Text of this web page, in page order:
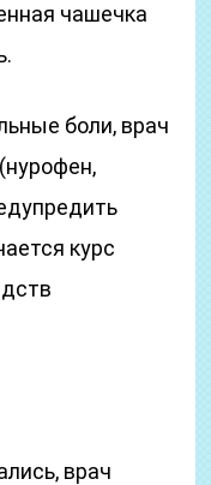
чашечка
боли, врач
(нурофен,
курс
врач